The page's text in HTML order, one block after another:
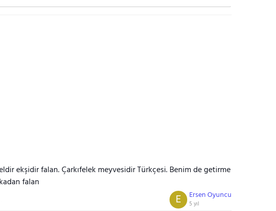
ekşidir falan. Çarkıfelek meyvesidir Türkçesi. Benim de getirme
falan
Ersen Oyuncu
5 yıl
E